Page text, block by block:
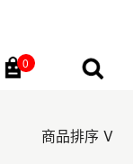
0
商品排序